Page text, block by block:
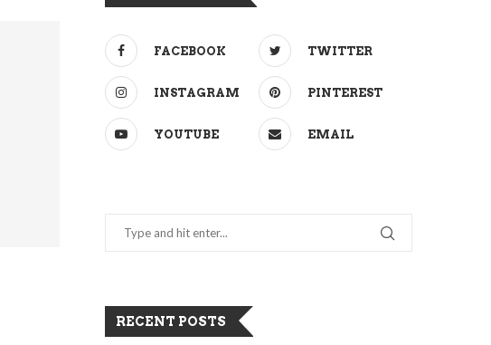
FACEBOOK TWITTER
INSTAGRAM PINTEREST
YOUTUBE EMAIL
RECENT POSTS